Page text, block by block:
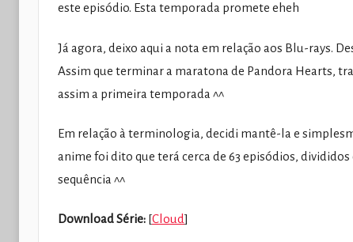
este episódio. Esta temporada promete eheh
Já agora, deixo aqui a nota em relação aos Blu-rays.
Assim que terminar a maratona de Pandora Hearts,
assim a primeira temporada ^^
Em relação à terminologia, decidi mantê-la e
anime foi dito que terá cerca de 63 episódios,
sequência ^^
Download Série: [Cloud]